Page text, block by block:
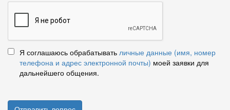
Я соглашаюсь обрабатывать личные данные (имя, номер
телефона и адрес электронной почты) моей заявки для
дальнейшего общения.